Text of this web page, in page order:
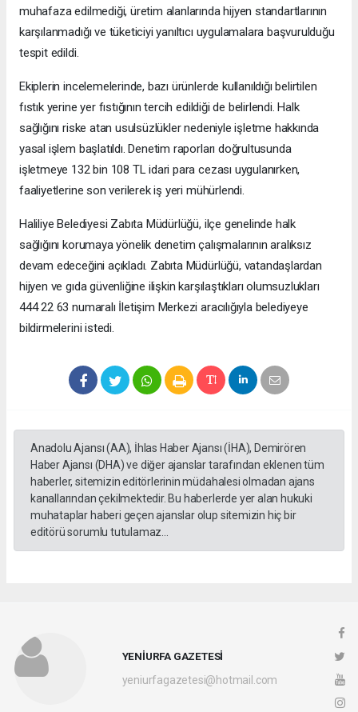
muhafaza edilmediği, üretim alanlarında hijyen standartlarının
karşılanmadığı ve tüketiciyi yanıltıcı uygulamalara başvurulduğu
tespit edildi.
Ekiplerin incelemelerinde, bazı ürünlerde kullanıldığı belirtilen
fıstık yerine yer fıstığının tercih edildiği de belirlendi. Halk
sağlığını riske atan usulsüzlükler nedeniyle işletme hakkında
yasal işlem başlatıldı. Denetim raporları doğrultusunda
işletmeye 132 bin 108 TL idari para cezası uygulanırken,
faaliyetlerine son verilerek iş yeri mühürlendi.
Haliliye Belediyesi Zabıta Müdürlüğü, ilçe genelinde halk
sağlığını korumaya yönelik denetim çalışmalarının aralıksız
devam edeceğini açıkladı. Zabıta Müdürlüğü, vatandaşlardan
hijyen ve gıda güvenliğine ilişkin karşılaştıkları olumsuzlukları
444 22 63 numaralı İletişim Merkezi aracılığıyla belediyeye
bildirmelerini istedi.
Anadolu Ajansı (AA), İhlas Haber Ajansı (İHA), Demirören
Haber Ajansı (DHA) ve diğer ajanslar tarafından eklenen tüm
haberler, sitemizin editörlerinin müdahalesi olmadan ajans
kanallarından çekilmektedir. Bu haberlerde yer alan hukuki
muhataplar haberi geçen ajanslar olup sitemizin hiç bir
editörü sorumlu tutulamaz...
YENİURFA GAZETESİ
yeniurfagazetesi@hotmail.com